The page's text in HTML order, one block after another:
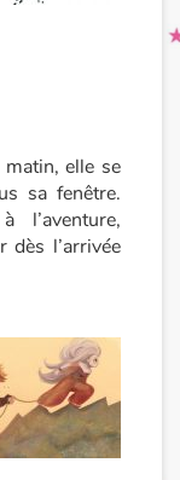
elle se
sa fenêtre.
dès l’arrivée